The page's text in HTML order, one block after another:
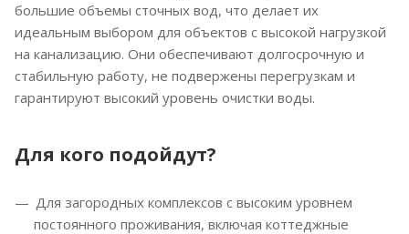
большие объемы сточных вод, что делает их
идеальным выбором для объектов с высокой нагрузкой
на канализацию. Они обеспечивают долгосрочную и
стабильную работу, не подвержены перегрузкам и
гарантируют высокий уровень очистки воды.
Для кого подойдут?
Для загородных комплексов с высоким уровнем
постоянного проживания, включая коттеджные